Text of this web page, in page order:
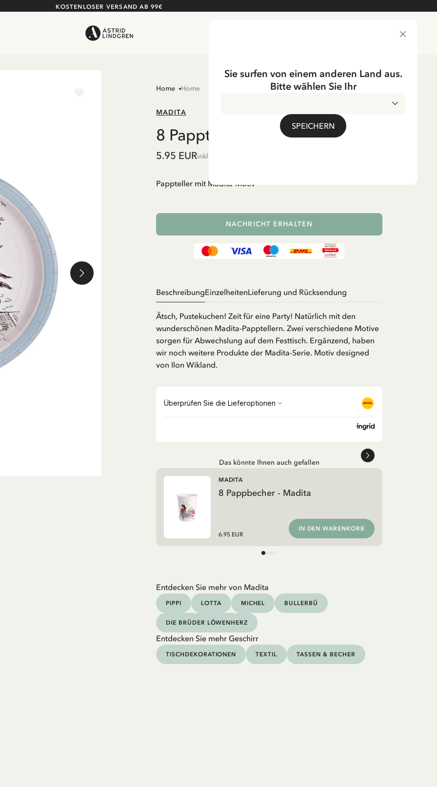
KOSTENLOSER VERSAND AB 99€
Home Home
MADITA
8 Pappteller - Madita
5.95 EURinkl. MwSt.
Pappteller mit Madita-Motiv
NACHRICHT ERHALTEN
BeschreibungEinzelheitenLieferung und Rücksendung
Ätsch, Pustekuchen! Zeit für eine Party! Natürlich mit den
wunderschönen Madita-Papptellern. Zwei verschiedene Motive
sorgen für Abwechslung auf dem Festtisch. Ergänzend, haben
wir noch weitere Produkte der Madita-Serie. Motiv designed
von Ilon Wikland.
Das könnte Ihnen auch gefallen
8 Pappbecher - Madita
MADITA
6.95 EUR
IN DEN WARENKORB
Entdecken Sie mehr von Madita
PIPPI LOTTA MICHEL BULLERBÜ
DIE BRÜDER LÖWENHERZ
Entdecken Sie mehr Geschirr
TISCHDEKORATIONEN TEXTIL TASSEN & BECHER
Sie surfen von einem anderen Land aus.
Bitte wählen Sie Ihr
SPEICHERN